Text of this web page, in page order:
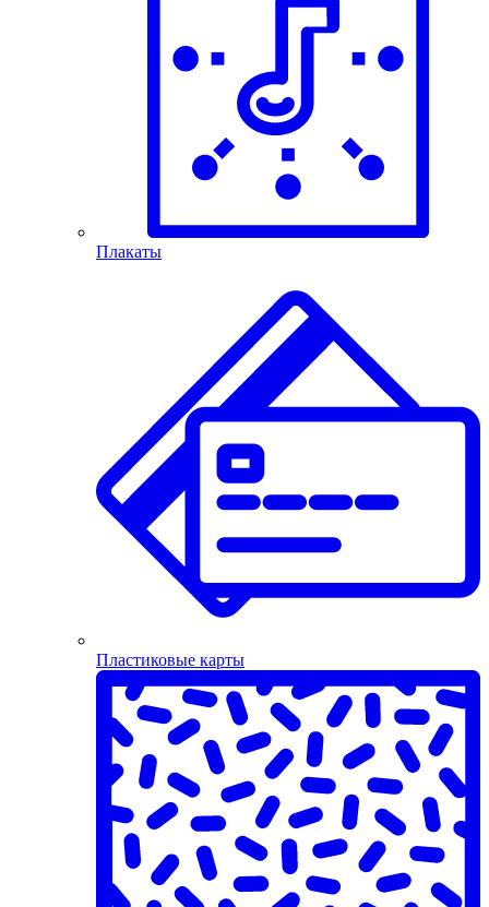
Плакаты
Пластиковые карты